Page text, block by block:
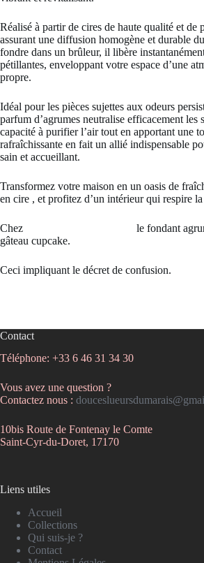
Réalisé à partir de cires de haute qualité et de
assurant une diffusion homogène et durable
fondre dans un brûleur, il libère
pétillantes, enveloppant votre espace d’une
propre.
Idéal pour les pièces sujettes aux odeurs
parfum d’agrumes neutralise efficacement les
capacité à purifier l’air tout en apportant une
rafraîchissante en fait un allié indispensable
sain et accueillant.
Transformez votre maison en un oasis de
en cire , et profitez d’un intérieur qui respire
Chez
le fondant
gâteau cupcake.
Ceci impliquant le décret de confusion.
Contact
Téléphone: +33 6 46 31 34 30
Vous avez une question ?
Contactez nous :
10bis Route de Fontenay le Comte
Saint-Cyr-du-Doret, 17170
Liens utiles
Accueil
Collections
Qui suis-je ?
Contact